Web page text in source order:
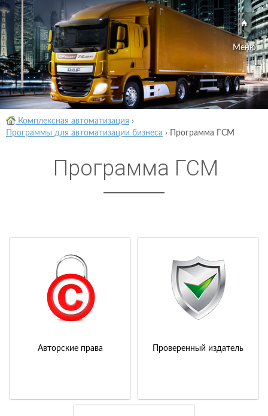
Меню
Комплексная автоматизация ›
Программы для автоматизации бизнеса › Программа ГСМ
Программа ГСМ
Авторские права Проверенный издатель